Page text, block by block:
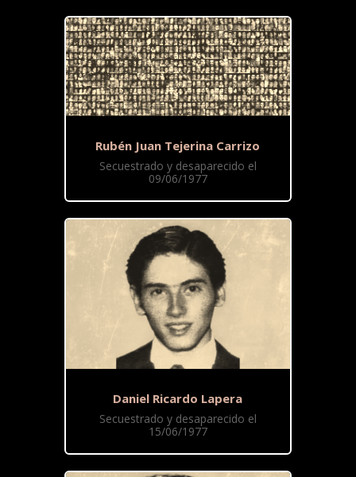
Rubén Juan Tejerina Carrizo
Secuestrado y desaparecido el
09/06/1977
Daniel Ricardo Lapera
Secuestrado y desaparecido el
15/06/1977